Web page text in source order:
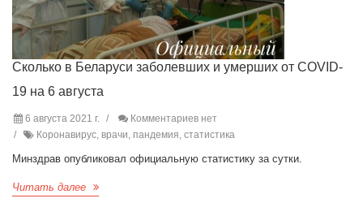
Сколько в Беларуси заболевших и умерших от COVID-
19 на 6 августа
6 августа 2021 г.
Комментариев нет
Коронавирус, врачи, пандемия, статистика
Минздрав опубликовал официальную статистику за сутки.
Читать далее